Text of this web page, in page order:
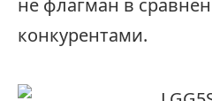
не флагман в
конкурентами.